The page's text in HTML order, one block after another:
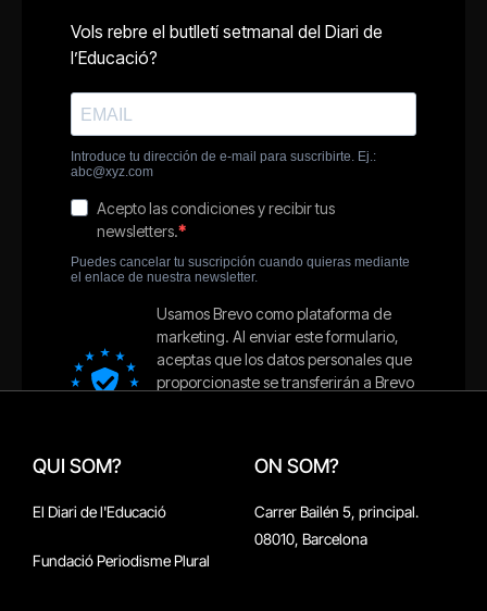
QUI SOM?
El Diari de l'Educació
Fundació Periodisme Plural
ON SOM?
Carrer Bailén 5, principal.
08010, Barcelona